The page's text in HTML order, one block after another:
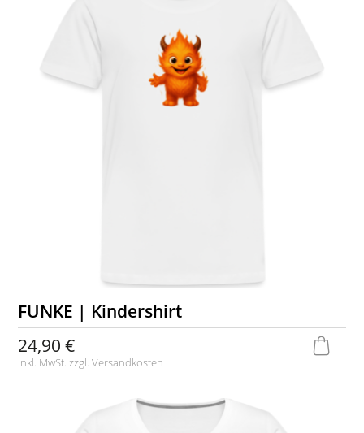
FUNKE | Kindershirt
24,90 €
inkl. MwSt. zzgl.Versandkosten